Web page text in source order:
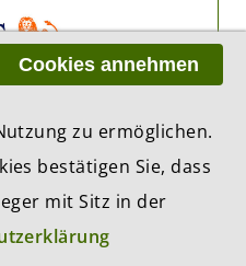
Cookies annehmen
zu ermöglichen.
bestätigen Sie, dass
mit Sitz in der